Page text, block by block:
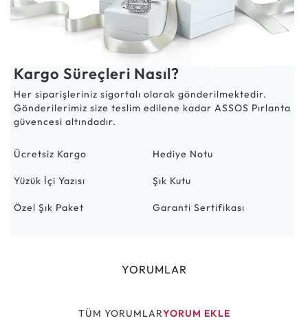
Kargo Süreçleri Nasıl?
Her siparişleriniz sigortalı olarak gönderilmektedir.
Gönderilerimiz size teslim edilene kadar ASSOS Pırlanta
güvencesi altındadır.
Ücretsiz Kargo Hediye Notu
Yüzük İçi Yazısı Şık Kutu
Özel Şık Paket Garanti Sertifikası
YORUMLAR
TÜM YORUMLARYORUM EKLE